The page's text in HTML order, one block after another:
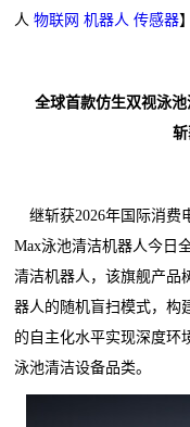
人物联网 机器人 传感器】
全球首款仿生双视泳
继斩获2026年国际消费
Max泳池清洁机器人今日
清洁机器人，该旗舰产品
器人的随机盲扫模式，构
的自主化水平实现深度环
泳池清洁设备品类。